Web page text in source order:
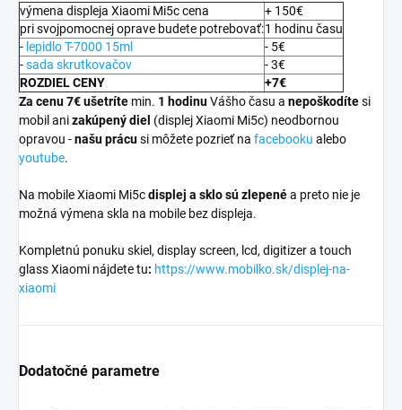
výmena displeja Xiaomi Mi5c cena
+ 150€
pri svojpomocnej oprave budete potrebovať:1 hodinu času
- lepidlo T-7000 15ml
- 5€
-sada skrutkovačov
- 3€
ROZDIEL CENY
+7€
Za cenu 7€ ušetríte min. 1 hodinuVášho času a nepoškodítesi
mobil anizakúpený diel (displej Xiaomi Mi5c) neodbornou
opravou -našu prácusi môžete pozrieť na facebooku alebo
youtube.
Na mobile Xiaomi Mi5cdisplej a sklo sú zlepenéa preto nie je
možná výmena skla na mobile bez displeja.
Kompletnú ponuku skiel, display screen, lcd, digitizer a touch
glass Xiaomi nájdete tu: https://www.mobilko.sk/displej-na-
xiaomi
Dodatočné parametre